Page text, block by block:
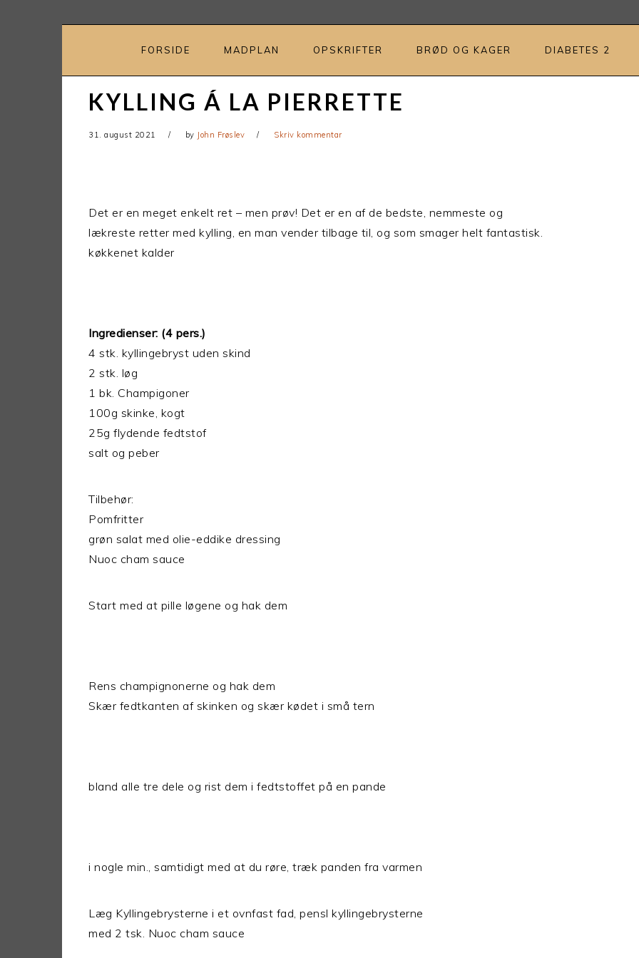
FORSIDE MADPLAN OPSKRIFTER BRØD OG KAGER DIABETES 2
KYLLING Á LA PIERRETTE
31. august 2021 by John Frøslev Skriv kommentar
Det er en meget enkelt ret – men prøv! Det er en af de bedste, nemmeste og
lækreste retter med kylling, en man vender tilbage til, og som smager helt fantastisk.
køkkenet kalder
Ingredienser: (4 pers.)
4 stk. kyllingebryst uden skind
2 stk. løg
1 bk. Champigoner
100g skinke, kogt
25g flydende fedtstof
salt og peber
Tilbehør:
Pomfritter
grøn salat med olie-eddike dressing
Nuoc cham sauce
Start med at pille løgene og hak dem
Rens champignonerne og hak dem
Skær fedtkanten af skinken og skær kødet i små tern
bland alle tre dele og rist dem i fedtstoffet på en pande
i nogle min., samtidigt med at du røre, træk panden fra varmen
Læg Kyllingebrysterne i et ovnfast fad, pensl kyllingebrysterne
med 2 tsk. Nuoc cham sauce